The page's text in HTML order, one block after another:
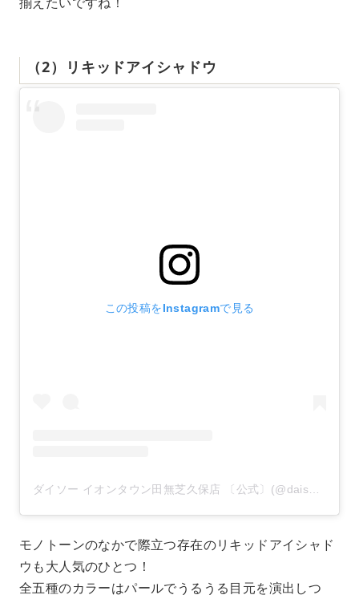
（2）リキッドアイシャドウ
この投稿をInstagramで見る
モノトーンのなかで際立つ存在のリキッドアイシャド
ウも大人気のひとつ！
全五種のカラーはパールでうるうる目元を演出しつ